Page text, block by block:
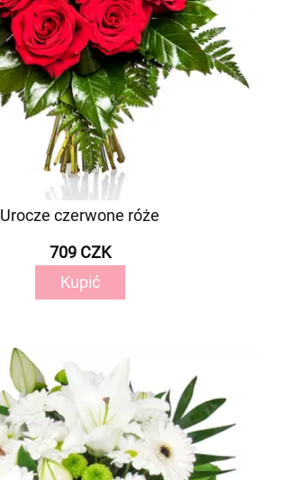
Urocze czerwone róże
709 CZK
Kupić